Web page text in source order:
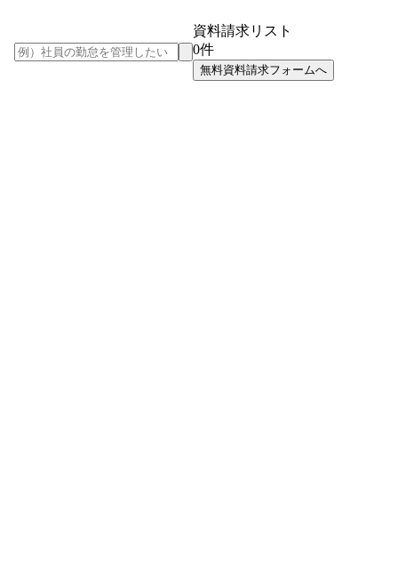
資料請求リスト
0件
無料資料請求フォームへ